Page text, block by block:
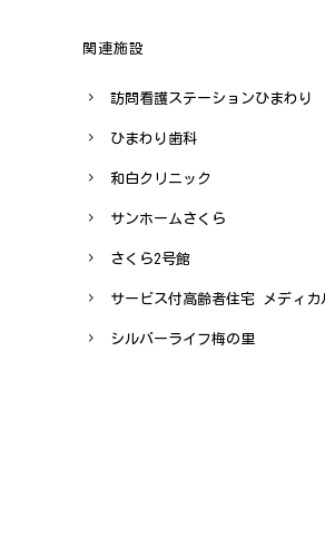
関連施設
訪問看護ステーションひまわり
ひまわり歯科
和白クリニック
サンホームさくら
さくら2号館
サービス付高齢者住宅 メディカ
シルバーライフ梅の里